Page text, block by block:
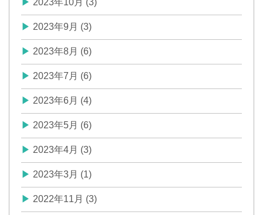
2023年10月 (3)
2023年9月 (3)
2023年8月 (6)
2023年7月 (6)
2023年6月 (4)
2023年5月 (6)
2023年4月 (3)
2023年3月 (1)
2022年11月 (3)